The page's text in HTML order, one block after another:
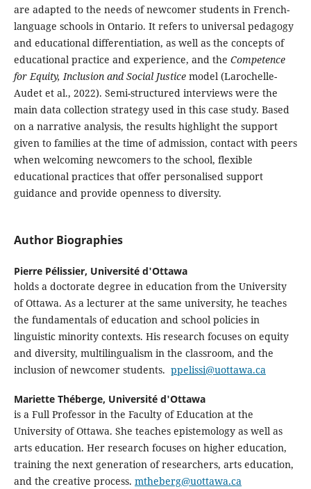
are adapted to the needs of newcomer students in French-
language schools in Ontario. It refers to universal pedagogy
and educational differentiation, as well as the concepts of
educational practice and experience, and the Competence
for Equity, Inclusion and Social Justicemodel (Larochelle-
Audet et al., 2022). Semi-structured interviews were the
main data collection strategy used in this case study. Based
on a narrative analysis, the results highlight the support
given to families at the time of admission, contact with peers
when welcoming newcomers to the school, flexible
educational practices that offer personalised support
guidance and provide openness to diversity.
Author Biographies
Pierre Pélissier, Université d'Ottawa
holds a doctorate degree in education from the University
of Ottawa. As a lecturer at the same university, he teaches
the fundamentals of education and school policies in
linguistic minority contexts. His research focuses on equity
and diversity, multilingualism in the classroom, and the
inclusion of newcomer students. ppelissi@uottawa.ca
Mariette Théberge, Université d'Ottawa
is a Full Professor in the Faculty of Education at the
University of Ottawa. She teaches epistemology as well as
arts education. Her research focuses on higher education,
training the next generation of researchers, arts education,
and the creative process. mtheberg@uottawa.ca